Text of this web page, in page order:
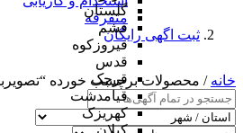
گلستان
فشم
فیروزکوه
قدس
قرچک
قیامدشت
کهریزک
متفرقه
ثبت اگهی رایگان
خانه / محصولات برچسب خورده